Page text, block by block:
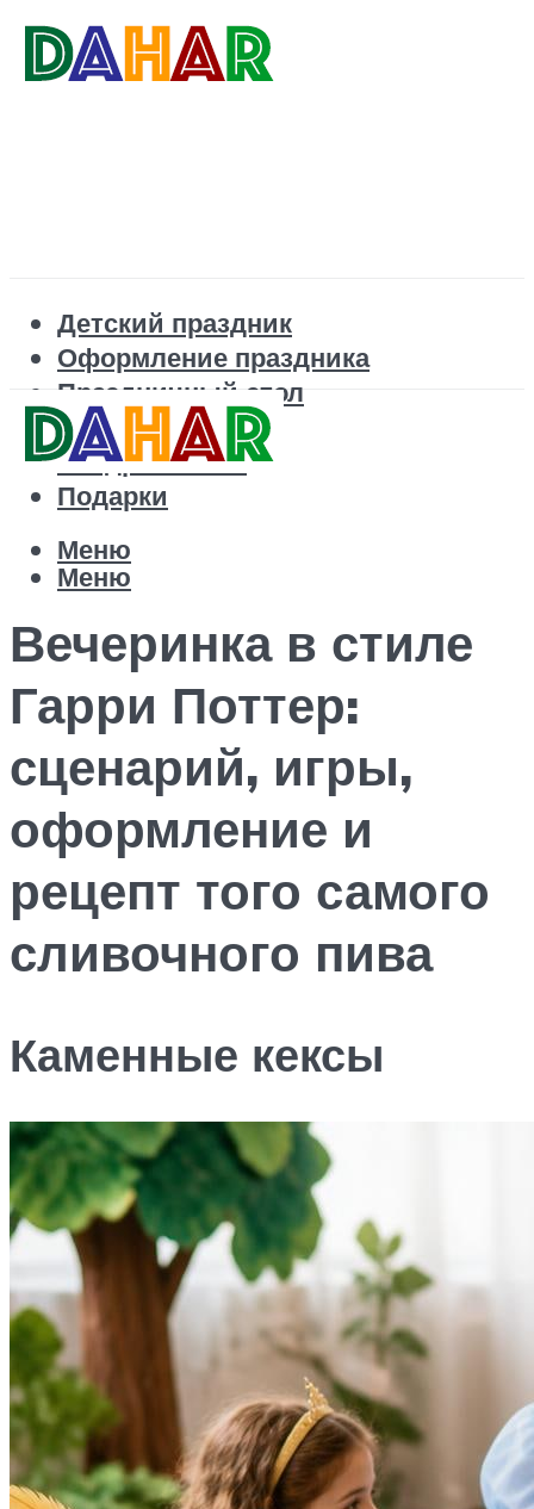
Детский праздник
Оформление праздника
Праздничный стол
Корпоратив
Поздравления
Подарки
Меню
Меню
Вечеринка в стиле
Гарри Поттер:
сценарий, игры,
оформление и
рецепт того самого
сливочного пива
Каменные кексы